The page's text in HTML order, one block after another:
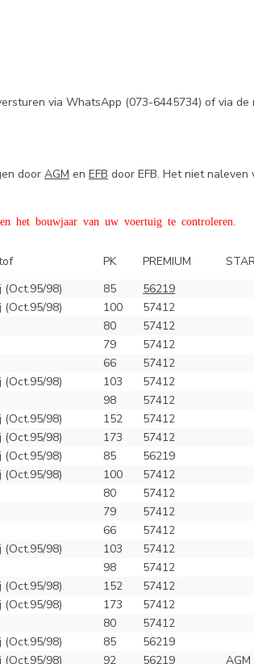
via WhatsApp (073-6445734) of via de
door AGM en EFB door EFB. Het niet
het bouwjaar van uw voertuig te controleren.
PK PREMIUM
(Oct.95/98) 85
56219
(Oct.95/98) 100
57412
80
57412
79
57412
66
57412
(Oct.95/98) 103
57412
98
57412
(Oct.95/98) 152
57412
(Oct.95/98) 173
57412
(Oct.95/98) 85
56219
(Oct.95/98) 100
57412
80
57412
79
57412
66
57412
(Oct.95/98) 103
57412
98
57412
(Oct.95/98) 152
57412
(Oct.95/98) 173
57412
80
57412
(Oct.95/98) 85
56219
(Oct.95/98) 92 56219